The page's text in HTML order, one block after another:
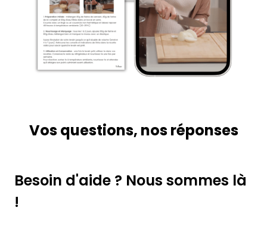
Vos questions, nos réponses
Besoin d'aide ? Nous sommes là
!